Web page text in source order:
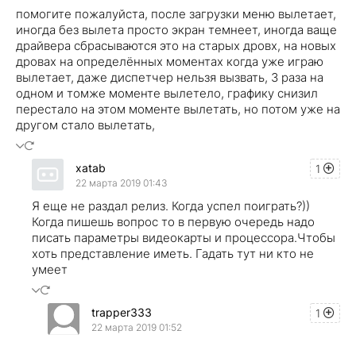
помогите пожалуйста, после загрузки меню вылетает,
иногда без вылета просто экран темнеет, иногда ваще
драйвера сбрасываются это на старых дровх, на новых
дровах на определённых моментах когда уже играю
вылетает, даже диспетчер нельзя вызвать, 3 раза на
одном и томже моменте вылетело, графику снизил
перестало на этом моменте вылетать, но потом уже на
другом стало вылетать,
1
xatab
22 марта 2019 01:43
Я еще не раздал релиз. Когда успел поиграть?))
Когда пишешь вопрос то в первую очередь надо
писать параметры видеокарты и процессора.Чтобы
хоть представление иметь. Гадать тут ни кто не
умеет
1
trapper333
22 марта 2019 01:52